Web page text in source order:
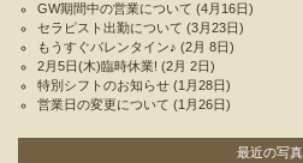
GW期間中の営業について (4月16日)
セラピスト出勤について (3月23日)
もうすぐバレンタイン♪ (2月 8日)
2月5日(木)臨時休業! (2月 2日)
特別シフトのお知らせ (1月28日)
営業日の変更について (1月26日)
最近の写真